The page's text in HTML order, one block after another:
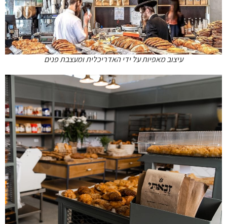
עיצוב מאפיות על ידי האדריכלית ומעצבת פנים